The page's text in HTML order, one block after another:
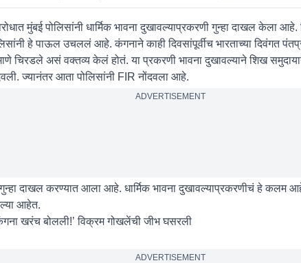
मुंबई पोलिसांनी धार्मिक भावना दुखावल्याप्रकरणी गुन्हा दाखल केला
हे पाऊल उचललं आहे. कंगनाने काही दिवसांपूर्वीच भारताच्या दिवंगत
चिरडले असं वक्तव्य केलं होतं. या प्रकरणी भावना दुखावल्याने शिख
ज्यानंतर आता पोलिसांनी FIR नोंदवला आहे.
ADVERTISEMENT
दाखल करण्यात आला आहे. धार्मिक भावना दुखावल्याप्रकरणीचं हे कलम
आहेत.
खरंच बोलली!’ विक्रम गोखलेंची जीभ घसरली
ADVERTISEMENT